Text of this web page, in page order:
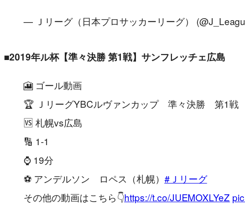
— Ｊリーグ（日本プロサッカーリーグ）
■2019年ル杯【準々決勝 第1戦】サンフレッチェ広島
🎦 ゴール動画
🏆 ＪリーグYBCルヴァンカップ 準々決勝 第1戦
🆚 札幌vs広島
🔢 1-1
⌚️ 19分
⚽️ アンデルソン ロペス（札幌） #Ｊリーグ
その他の動画はこちら👇https://t.co/JUEMOXLYeZ